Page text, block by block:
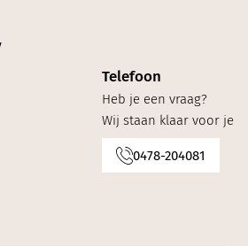
Telefoon
Heb je een vraag?
Wij staan klaar voor je
0478-204081